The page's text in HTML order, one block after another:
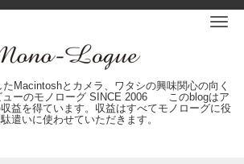
Macintoshとカメラ、ワタシの興味関心の向く
ューのモノローグ SINCE 2006 このblogはア
益を得ています。収益はすべてモノローグに役
遣いに使わせていただきます。